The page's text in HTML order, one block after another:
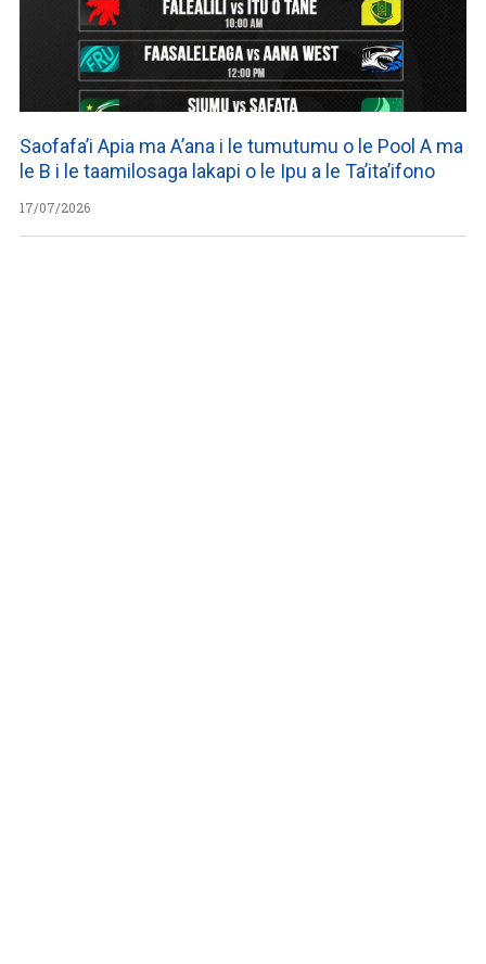
Saofafa’i Apia ma A’ana i le tumutumu o le Pool A ma
le B i le taamilosaga lakapi o le Ipu a le Ta’ita’ifono
17/07/2026